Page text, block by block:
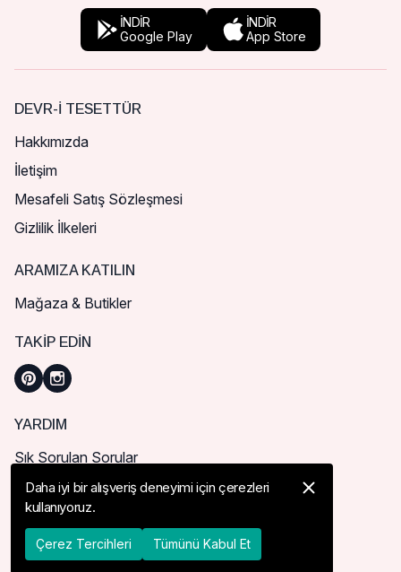
İNDİR
Google Play
İNDİR
App Store
DEVR-I TESETTÜR
Hakkımızda
İletişim
Mesafeli Satış Sözleşmesi
Gizlilik İlkeleri
ARAMIZA KATILIN
Mağaza & Butikler
TAKIP EDIN
YARDIM
Sık Sorulan Sorular
Nasıl Sipariş Verebilirim?
Kargo ve Teslimat
İade, İptal ve Değişim
Daha iyi bir alışveriş deneyimi için çerezleri
kullanıyoruz.
Çerez Tercihleri Tümünü Kabul Et